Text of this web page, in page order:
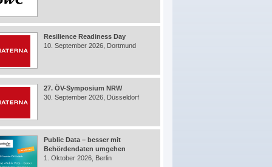
Resilience Readiness Day
10. September 2026, Dortmund
27. ÖV-Symposium NRW
30. September 2026, Düsseldorf
Public Data – besser mit
Behördendaten umgehen
1. Oktober 2026, Berlin